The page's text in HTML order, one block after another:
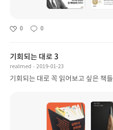
0 0
기회되는 대로 3
realmed 2019-01-23
기회되는 대로 꼭 읽어보고 싶은 책들